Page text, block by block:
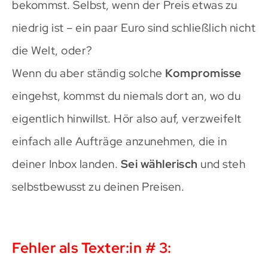
bekommst. Selbst, wenn der Preis etwas zu
niedrig ist – ein paar Euro sind schließlich nicht
die Welt, oder?
Wenn du aber ständig solche Kompromisse
eingehst, kommst du niemals dort an, wo du
eigentlich hinwillst. Hör also auf, verzweifelt
einfach alle Aufträge anzunehmen, die in
deiner Inbox landen. Sei wählerisch und steh
selbstbewusst zu deinen Preisen.
Fehler als Texter:in # 3: